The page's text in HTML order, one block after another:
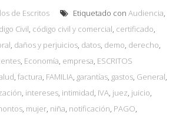
de Escritos Etiquetado con Audiencia,
Civil, código civil y comercial, certificado,
, daños y perjuicios, datos, demo, derecho,
, Economía, empresa, ESCRITOS
, factura, FAMILIA, garantías, gastos, General,
, intereses, intimidad, IVA, juez, juicio,
, mujer, niña, notificación, PAGO,